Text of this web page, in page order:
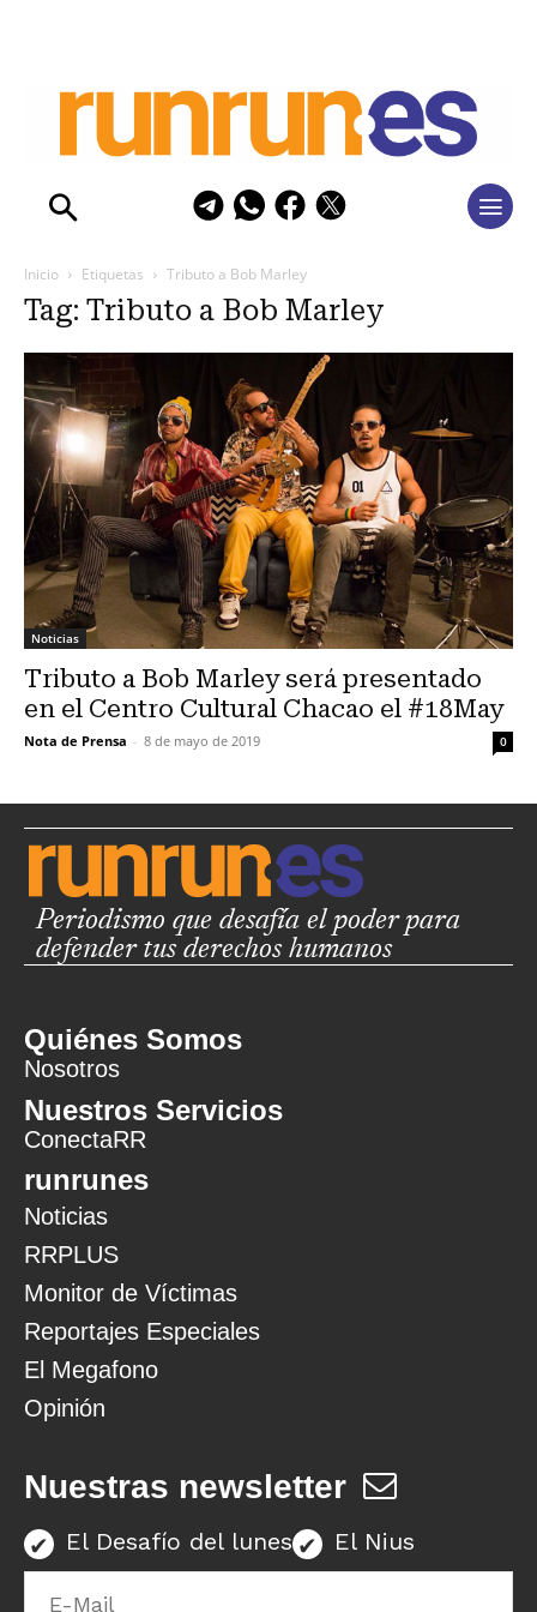
Inicio Etiquetas Tributo a Bob Marley
Tag: Tributo a Bob Marley
Noticias
Tributo a Bob Marley será presentado
en el Centro Cultural Chacao el #18May
Nota de Prensa - 8 de mayo de 2019 0
Periodismo que desafía el poder para
defender tus derechos humanos
Quiénes Somos
Nosotros
Nuestros Servicios
ConectaRR
runrunes
Noticias
RRPLUS
Monitor de Víctimas
Reportajes Especiales
El Megafono
Opinión
Nuestras newsletter
El Desafío del lunes El Nius